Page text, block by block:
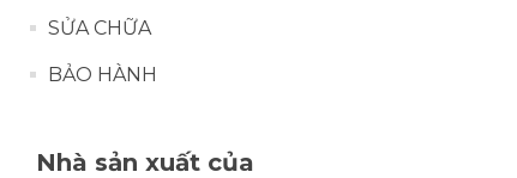
SỬA CHỮA
BẢO HÀNH
Nhà sản xuất của
IPHONE 6S